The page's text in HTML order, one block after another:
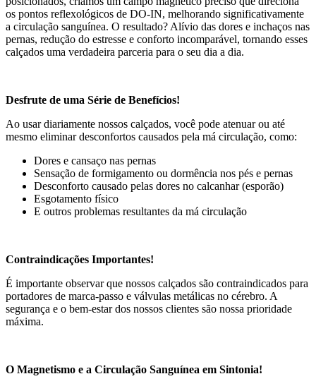
os pontos reflexológicos de DO-IN, melhorando significativamente
a circulação sanguínea. O resultado? Alívio das dores e inchaços nas
pernas, redução do estresse e conforto incomparável, tornando esses
calçados uma verdadeira parceria para o seu dia a dia.
Desfrute de uma Série de Benefícios!
Ao usar diariamente nossos calçados, você pode atenuar ou até
mesmo eliminar desconfortos causados pela má circulação, como:
Dores e cansaço nas pernas
Sensação de formigamento ou dormência nos pés e pernas
Desconforto causado pelas dores no calcanhar (esporão)
Esgotamento físico
E outros problemas resultantes da má circulação
Contraindicações Importantes!
É importante observar que nossos calçados são contraindicados para
portadores de marca-passo e válvulas metálicas no cérebro. A
segurança e o bem-estar dos nossos clientes são nossa prioridade
máxima.
O Magnetismo e a Circulação Sanguínea em Sintonia!